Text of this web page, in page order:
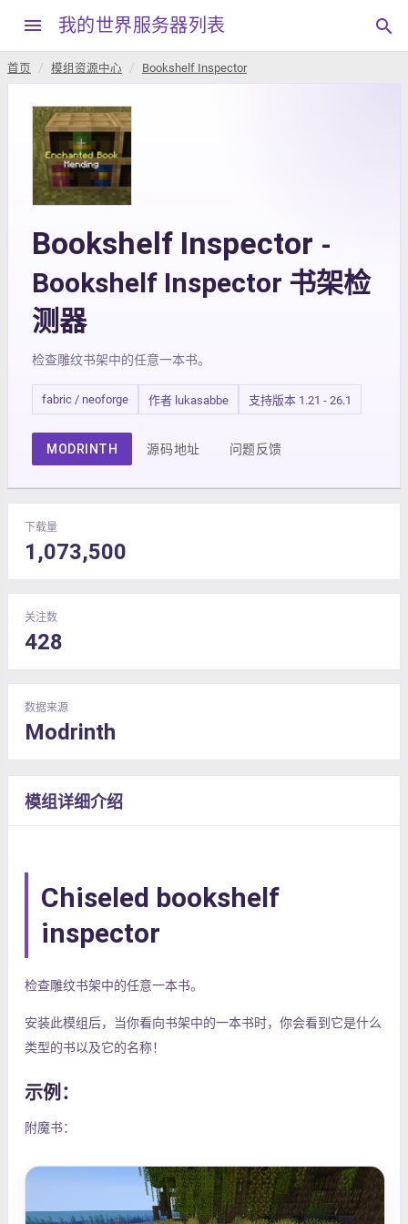
menu 我的世界服务器列表 search
首页 模组资源中心 Bookshelf Inspector
Bookshelf Inspector -
Bookshelf Inspector 书架检
测器
检查雕纹书架中的任意一本书。
fabric / neoforge 作者 lukasabbe 支持版本 1.21 - 26.1
MODRINTH 源码地址 问题反馈
下载量
1,073,500
关注数
428
数据来源
Modrinth
模组详细介绍
Chiseled bookshelf
inspector
检查雕纹书架中的任意一本书。
安装此模组后，当你看向书架中的一本书时，你会看到它是什么
类型的书以及它的名称！
示例：
附魔书：